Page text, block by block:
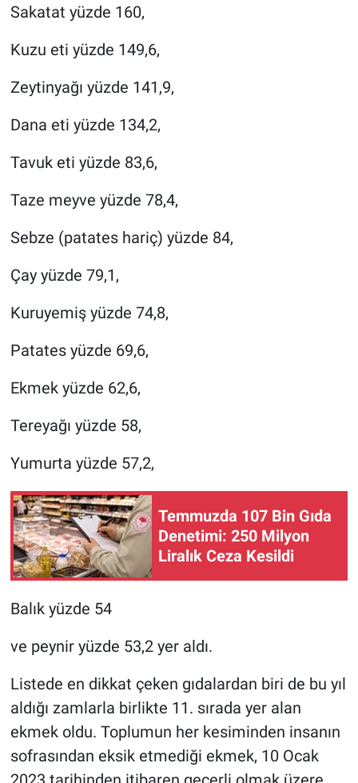
Sakatat yüzde 160,
Kuzu eti yüzde 149,6,
Zeytinyağı yüzde 141,9,
Dana eti yüzde 134,2,
Tavuk eti yüzde 83,6,
Taze meyve yüzde 78,4,
Sebze (patates hariç) yüzde 84,
Çay yüzde 79,1,
Kuruyemiş yüzde 74,8,
Patates yüzde 69,6,
Ekmek yüzde 62,6,
Tereyağı yüzde 58,
Yumurta yüzde 57,2,
Temmuzda 107 Bin Gıda
Denetimi: 250 Milyon
Liralık Ceza Kesildi
Balık yüzde 54
ve peynir yüzde 53,2 yer aldı.
Listede en dikkat çeken gıdalardan biri de bu yıl
aldığı zamlarla birlikte 11. sırada yer alan
ekmek oldu. Toplumun her kesiminden insanın
sofrasından eksik etmediği ekmek, 10 Ocak